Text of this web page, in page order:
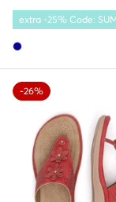
extra -25% Code:
-26%